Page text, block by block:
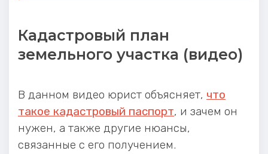
Кадастровый план
земельного участка (видео)
В данном видео юрист объясняет, что
такое кадастровый паспорт, и зачем он
нужен, а также другие нюансы,
связанные с его получением.